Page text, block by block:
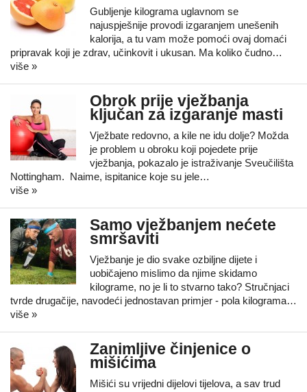
Gubljenje kilograma uglavnom se
najuspješnije provodi izgaranjem unešenih
kalorija, a tu vam može pomoći ovaj domaći
pripravak koji je zdrav, učinkovit i ukusan. Ma koliko čudno…
više »
Obrok prije vježbanja
ključan za izgaranje masti
Vježbate redovno, a kile ne idu dolje? Možda
je problem u obroku koji pojedete prije
vježbanja, pokazalo je istraživanje Sveučilišta
Nottingham. Naime, ispitanice koje su jele…
više »
Samo vježbanjem nećete
smršaviti
Vježbanje je dio svake ozbiljne dijete i
uobičajeno mislimo da njime skidamo
kilograme, no je li to stvarno tako? Stručnjaci
tvrde drugačije, navodeći jednostavan primjer - pola kilograma…
više »
Zanimljive činjenice o
mišićima
Mišići su vrijedni dijelovi tijelova, a sav trud